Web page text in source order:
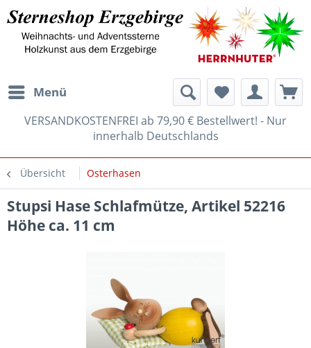
Menü
VERSANDKOSTENFREI ab 79,90 € Bestellwert! - Nur
innerhalb Deutschlands
Übersicht Osterhasen
Stupsi Hase Schlafmütze, Artikel 52216
Höhe ca. 11 cm